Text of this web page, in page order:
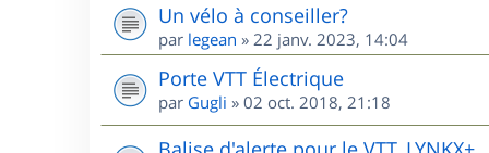
Un vélo à conseiller?
par legean » 22 janv. 2023, 14:04
Porte VTT Électrique
par Gugli » 02 oct. 2018, 21:18